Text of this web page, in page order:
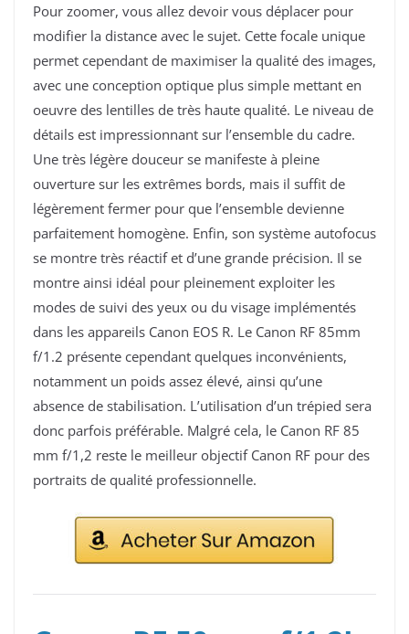
Pour zoomer, vous allez devoir vous déplacer pour
modifier la distance avec le sujet. Cette focale unique
permet cependant de maximiser la qualité des images,
avec une conception optique plus simple mettant en
oeuvre des lentilles de très haute qualité. Le niveau de
détails est impressionnant sur l’ensemble du cadre.
Une très légère douceur se manifeste à pleine
ouverture sur les extrêmes bords, mais il suffit de
légèrement fermer pour que l’ensemble devienne
parfaitement homogène. Enfin, son système autofocus
se montre très réactif et d’une grande précision. Il se
montre ainsi idéal pour pleinement exploiter les
modes de suivi des yeux ou du visage implémentés
dans les appareils Canon EOS R. Le Canon RF 85mm
f/1.2 présente cependant quelques inconvénients,
notamment un poids assez élevé, ainsi qu’une
absence de stabilisation. L’utilisation d’un trépied sera
donc parfois préférable. Malgré cela, le Canon RF 85
mm f/1,2 reste le meilleur objectif Canon RF pour des
portraits de qualité professionnelle.